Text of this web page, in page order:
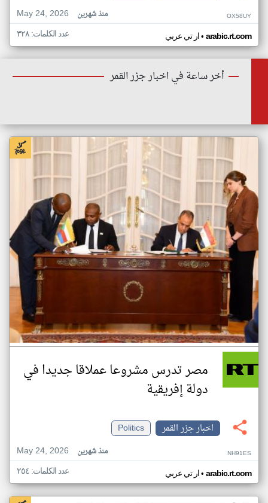
May 24, 2026
منذ شهرين OX58UY
ار تي عربي• arabic.rt.com عدد الكلمات: ٣٢٨
أخر ساعة في اخبار جزر القمر
مصر تدرس مشروعا عملاقا جديدا في
دولة إفريقية
اخبار جزر القمر
Politics
May 24, 2026
منذ شهرين NH91ES
ار تي عربي• arabic.rt.com عدد الكلمات: ٢٥٤